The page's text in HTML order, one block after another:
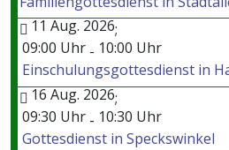
11 Aug. 2026;
09:00 Uhr - 10:00 Uhr
Einschulungsgottesdienst in
16 Aug. 2026;
09:30 Uhr - 10:30 Uhr
Gottesdienst in Speckswinkel